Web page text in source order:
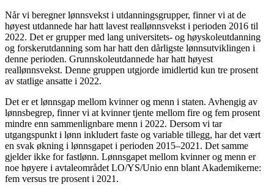
Når vi beregner lønnsvekst i utdanningsgrupper, finner vi at de
høyest utdannede har hatt lavest reallønnsvekst i perioden 2016 til
2022. Det er grupper med lang universitets- og høyskoleutdanning
og forskerutdanning som har hatt den dårligste lønnsutviklingen i
denne perioden. Grunnskoleutdannede har hatt høyest
reallønnsvekst. Denne gruppen utgjorde imidlertid kun tre prosent
av statlige ansatte i 2022.
Det er et lønnsgap mellom kvinner og menn i staten. Avhengig av
lønnsbegrep, finner vi at kvinner tjente mellom fire og fem prosent
mindre enn sammenlignbare menn i 2022. Dersom vi tar
utgangspunkt i lønn inkludert faste og variable tillegg, har det vært
en svak økning i lønnsgapet i perioden 2015–2021. Det samme
gjelder ikke for fastlønn. Lønnsgapet mellom kvinner og menn er
noe høyere i avtaleområdet LO/YS/Unio enn blant Akademikerne:
fem versus tre prosent i 2021.